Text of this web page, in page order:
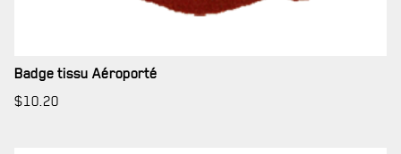
Badge tissu Aéroporté
$10.20